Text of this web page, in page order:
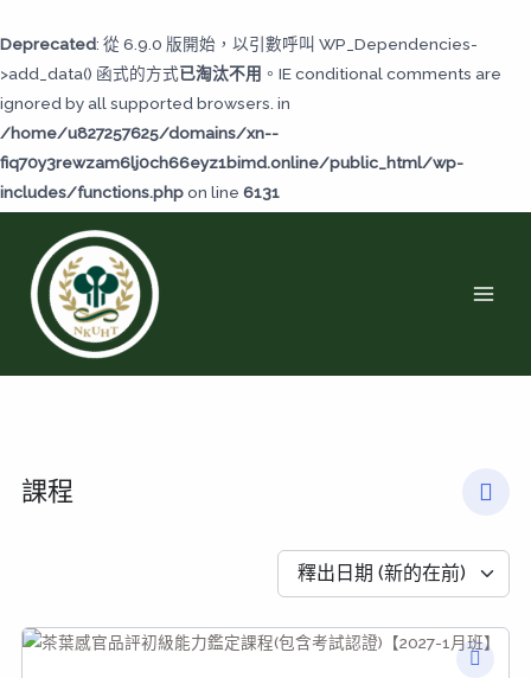
Deprecated: 從 6.9.0 版開始，以引數呼叫 WP_Dependencies-
>add_data() 函式的方式已淘汰不用 。IE conditional comments are
ignored by all supported browsers. in
/home/u827257625/domains/xn--
fiq70y3rewzam6lj0ch66eyz1bimd.online/public_html/wp-
includes/functions.phpon line 6131
至
主
要
內
容
課程
釋出日期 (新的在前)